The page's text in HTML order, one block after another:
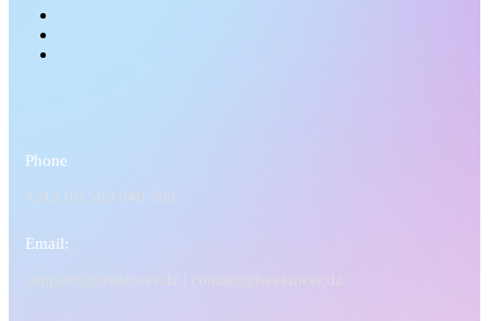
Phone
+213 (0) 560 840 509
Email:
support@freelancer.dz |